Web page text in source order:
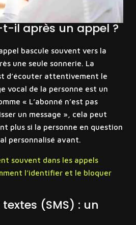
t-il après un appel ?
bascule souvent vers la
une seule sonnerie. La
d’écouter attentivement le
vocal de la personne est un
« L’abonné n’est pas
un message », cela peut
plus si la personne en question
personnalisé avant.
souvent dans les appels
l’identifier et le bloquer
(SMS) : un